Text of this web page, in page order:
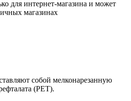
для интернет-магазина и может
магазинах
собой мелконарезанную
(РЕТ).